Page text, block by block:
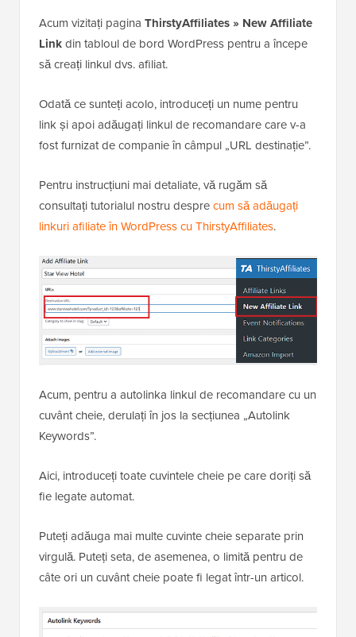
Acum vizitați pagina ThirstyAffiliates » New Affiliate
Linkdin tabloul de bord WordPress pentru a începe
să creați linkul dvs. afiliat.
Odată ce sunteți acolo, introduceți un nume pentru
link și apoi adăugați linkul de recomandare care v-a
fost furnizat de companie în câmpul „URL destinație”.
Pentru instrucțiuni mai detaliate, vă rugăm să
consultați tutorialul nostru desprecum să adăugați
linkuri afiliate în WordPress cu ThirstyAffiliates.
Acum, pentru a autolinka linkul de recomandare cu un
cuvânt cheie, derulați în jos la secțiunea „Autolink
Keywords”.
Aici, introduceți toate cuvintele cheie pe care doriți să
fie legate automat.
Puteți adăuga mai multe cuvinte cheie separate prin
virgulă. Puteți seta, de asemenea, o limită pentru de
câte ori un cuvânt cheie poate fi legat într-un articol.